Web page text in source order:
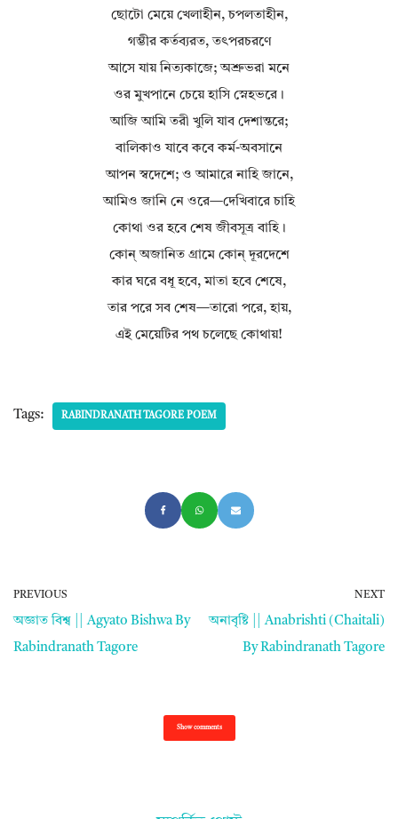
ছোটো মেয়ে খেলাহীন, চপলতাহীন,
গম্ভীর কর্তব্যরত, তৎপরচরণে
আসে যায় নিত্যকাজে; অশ্রুভরা মনে
ওর মুখপানে চেয়ে হাসি স্নেহভরে।
আজি আমি তরী খুলি যাব দেশান্তরে;
বালিকাও যাবে কবে কর্ম-অবসানে
আপন স্বদেশে; ও আমারে নাহি জানে,
আমিও জানি নে ওরে—দেখিবারে চাহি
কোথা ওর হবে শেষ জীবসূত্র বাহি।
কোন্‌ অজানিত গ্রামে কোন্‌ দূরদেশে
কার ঘরে বধূ হবে, মাতা হবে শেষে,
তার পরে সব শেষ—তারো পরে, হায়,
এই মেয়েটির পথ চলেছে কোথায়!
Tags: RABINDRANATH TAGORE POEM
PREVIOUS
অজ্ঞাত বিশ্ব || Agyato Bishwa By
Rabindranath Tagore
NEXT
অনাবৃষ্টি || Anabrishti (Chaitali)
By Rabindranath Tagore
Show comments